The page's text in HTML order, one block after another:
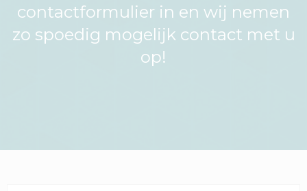
contactformulier in en wij nemen
zo spoedig mogelijk contact met u
op!